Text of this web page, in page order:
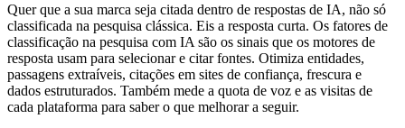
Quer que a sua marca seja citada dentro de respostas de IA, não só
classificada na pesquisa clássica. Eis a resposta curta. Os fatores de
classificação na pesquisa com IA são os sinais que os motores de
resposta usam para selecionar e citar fontes. Otimiza entidades,
passagens extraíveis, citações em sites de confiança, frescura e
dados estruturados. Também mede a quota de voz e as visitas de
cada plataforma para saber o que melhorar a seguir.